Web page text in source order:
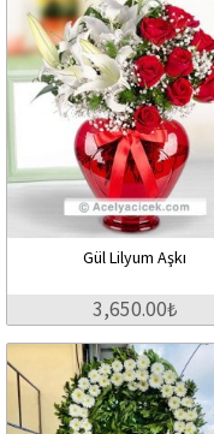
Gül Lilyum Aşkı
3,650.00₺